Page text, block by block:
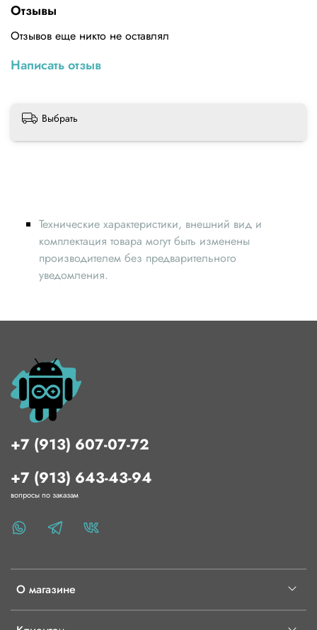
текущей печати и при необходимости менять её
параметры.
Отзывы
Отзывов еще никто не оставлял
Написать отзыв
Выбрать
Технические характеристики, внешний вид и
комплектация товара могут быть изменены
производителем без предварительного
уведомления.
О магазине
+7 (913) 607-07-72
+7 (913) 643-43-94
вопросы по заказам